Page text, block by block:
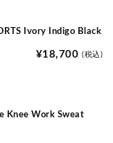
Ivory Indigo Black
¥18,700 (税込)
Knee Work Sweat